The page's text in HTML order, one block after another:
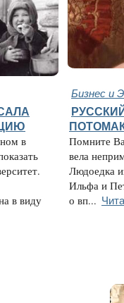
Бизнес и
в
в виду
Помните
вела
Людоедка
Ильфа и
о вп...